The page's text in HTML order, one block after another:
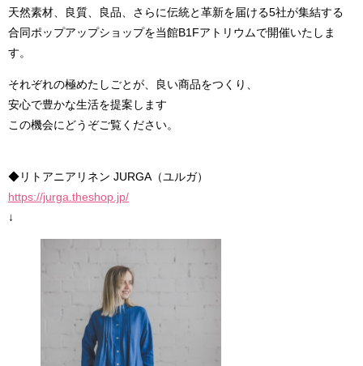
天然素材、良質、良品、さらに伝統と革新を届ける5社が集結する
合同ポップアップショップを当館B1Fアトリウムで開催いたしま
す。
それぞれの極めたしごとが、良い商品をつくり、
安心で豊かな生活を提案します
この機会にどうぞご覧ください。
◆リトアニアリネン JURGA（ユルガ）
https://jurga.theshop.jp/
↓